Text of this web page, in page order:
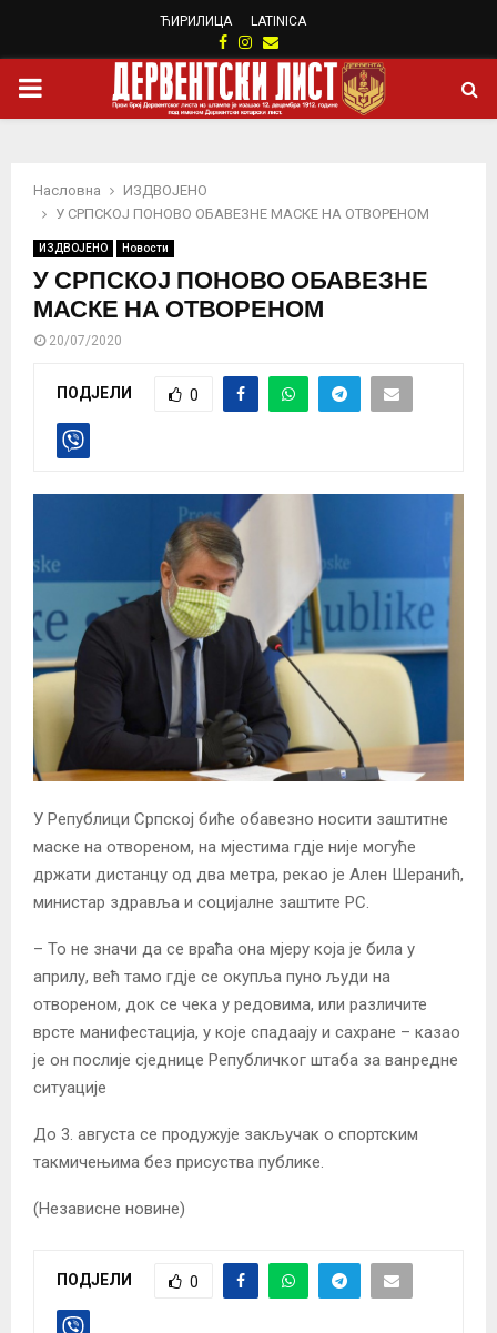
ЋИРИЛИЦА LATINICA
Facebook
Instagram
Email
PRIMARY
Насловна
ИЗДВОЈЕНО
У СРПСКОЈ ПОНОВО ОБАВЕЗНЕ МАСКЕ НА ОТВОРЕНОМ
ИЗДВОЈЕНО Новости
У СРПСКОЈ ПОНОВО ОБАВЕЗНЕ
МАСКЕ НА ОТВОРЕНОМ
20/07/2020
ПОДЈЕЛИ 0
У Републици Српској биће обавезно носити заштитне
маске на отвореном, на мјестима гдје није могуће
држати дистанцу од два метра, рекао је Ален Шеранић,
министар здравља и социјалне заштите РС.
– То не значи да се враћа она мјеру која је била у
априлу, већ тамо гдје се окупља пуно људи на
отвореном, док се чека у редовима, или различите
врсте манифестација, у које спадаају и сахранe – казао
је он послије сједнице Републичког штаба за ванредне
ситуације
До 3. августа се продужује закључак о спортским
такмичењима без присуства публике.
(Независне новине)
ПОДЈЕЛИ 0